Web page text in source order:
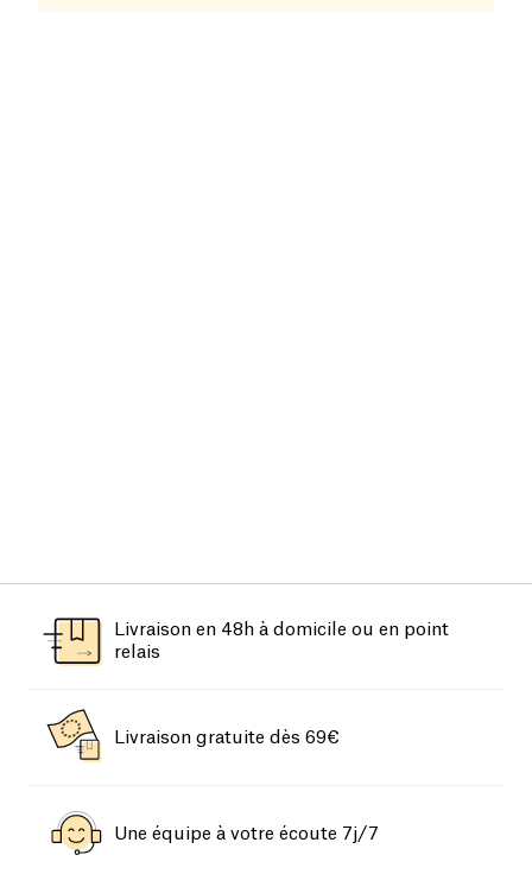
Livraison en 48h à domicile ou en point
relais
Livraison gratuite dès 69€
Une équipe à votre écoute 7j/7